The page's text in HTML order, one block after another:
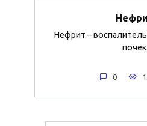
Нефрит –
почек.
0